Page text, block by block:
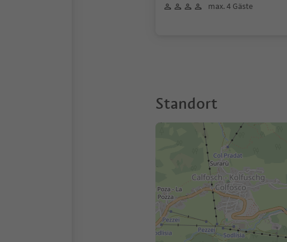
max. 4 Gäste
Standort